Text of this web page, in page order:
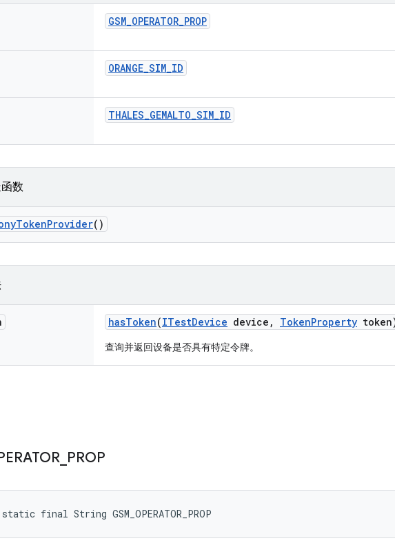
GSM_OPERATOR_PROP
ORANGE_SIM_ID
THALES_GEMALTO_SIM_ID
数
TokenProvider()
hasToken(ITestDevice device , TokenProperty
查询并返回设备是否具有特定令牌。
PROP
final String GSM_OPERATOR_PROP